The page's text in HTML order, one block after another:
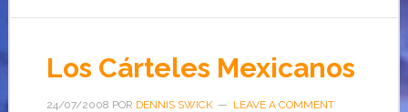
Los Cárteles Mexicanos
24/07/2008 POR DENNIS SWICK LEAVE A COMMENT